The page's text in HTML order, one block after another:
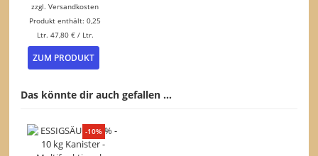
werden
zzgl.Versandkosten
Produkt enthält: 0,25
Ltr. 47,80 €/ Ltr.
ZUM PRODUKT
Das könnte dir auch gefallen …
-10%